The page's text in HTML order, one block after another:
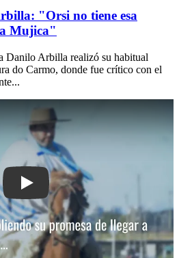
"Orsi no tiene esa
Mujica"
Danilo Arbilla realizó su habitual
do Carmo, donde fue crítico con el
Play: Tort se encuentra cumpliendo